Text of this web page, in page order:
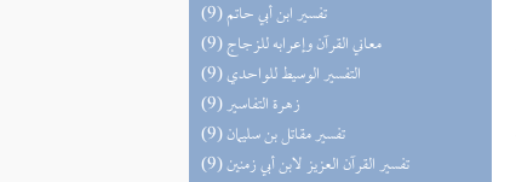
(9) تفسير ابن أبي حاتم
(9) معاني القرآن وإعرابه للزجاج
(9) التفسير الوسيط للواحدي
(9) زهرة التفاسير
(9) تفسير مقاتل بن سليمان
(9) تفسير القرآن العزيز لابن أبي زمنين